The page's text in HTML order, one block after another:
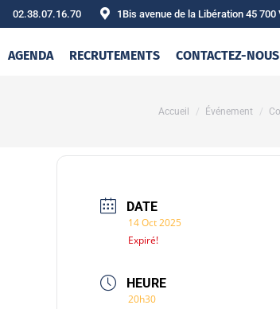
02.38.07.16.70 1Bis avenue de la Libération 45
AGENDA RECRUTEMENTS CONTACTEZ-NOUS
Vous êtes ici :
Accueil Événement
DATE
14 Oct 2025
Expiré!
HEURE
20h30